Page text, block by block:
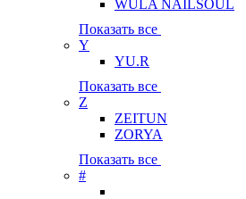
WULA NAILSOUL
Показать все
Y
YU.R
Показать все
Z
ZEITUN
ZORYA
Показать все
#